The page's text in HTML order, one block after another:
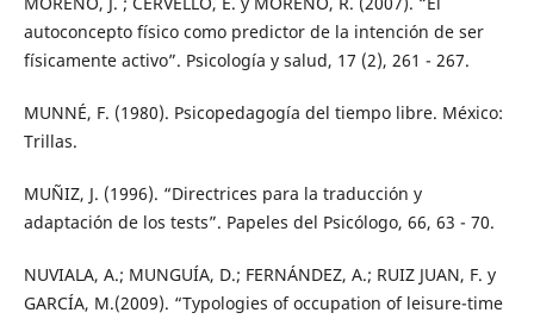
autoconcepto físico como predictor de la intención de ser
físicamente activo”. Psicología y salud, 17 (2), 261 - 267.
MUNNÉ, F. (1980). Psicopedagogía del tiempo libre. México:
Trillas.
MUÑIZ, J. (1996). “Directrices para la traducción y
adaptación de los tests”. Papeles del Psicólogo, 66, 63 - 70.
NUVIALA, A.; MUNGUÍA, D.; FERNÁNDEZ, A.; RUIZ JUAN, F. y
GARCÍA, M.(2009). “Typologies of occupation of leisure-time